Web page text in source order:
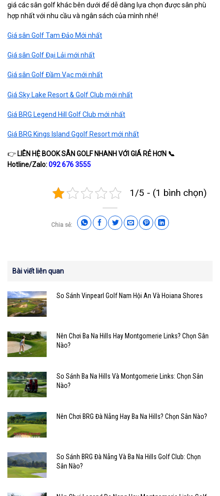
giá các sân golf khác bên dưới để dễ dàng lựa chọn được sân phù
hợp nhất với nhu cầu và ngân sách của mình nhé!
Giá sân Golf Tam Đảo Mới nhất
Giá sân Golf Đại Lải mới nhất
Giá sân Golf Đầm Vạc mới nhất
Giá Sky Lake Resort & Golf Club mới nhất
Giá BRG Legend Hill Golf Club mới nhất
Giá BRG Kings Island Ggolf Resort mới nhất
👉 LIÊN HỆ BOOK SÂN GOLF NHANH VỚI GIÁ RẺ HƠN 📞
Hotline/Zalo:092 676 3555
1/5 - (1 bình chọn)
Chia sẻ:
Bài viết liên quan
So Sánh Vinpearl Golf Nam Hội An Và Hoiana Shores
Nên Chơi Ba Na Hills Hay Montgomerie Links? Chọn Sân
Nào?
So Sánh Ba Na Hills Và Montgomerie Links: Chọn Sân
Nào?
Nên Chơi BRG Đà Nẵng Hay Ba Na Hills? Chọn Sân Nào?
So Sánh BRG Đà Nẵng Và Ba Na Hills Golf Club: Chọn
Sân Nào?